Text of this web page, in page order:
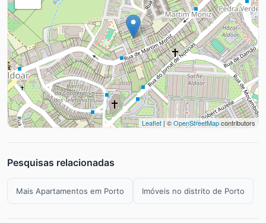
Leaflet| ©OpenStreetMapcontributors
Pesquisas relacionadas
Mais Apartamentos em Porto Imóveis no distrito de Porto